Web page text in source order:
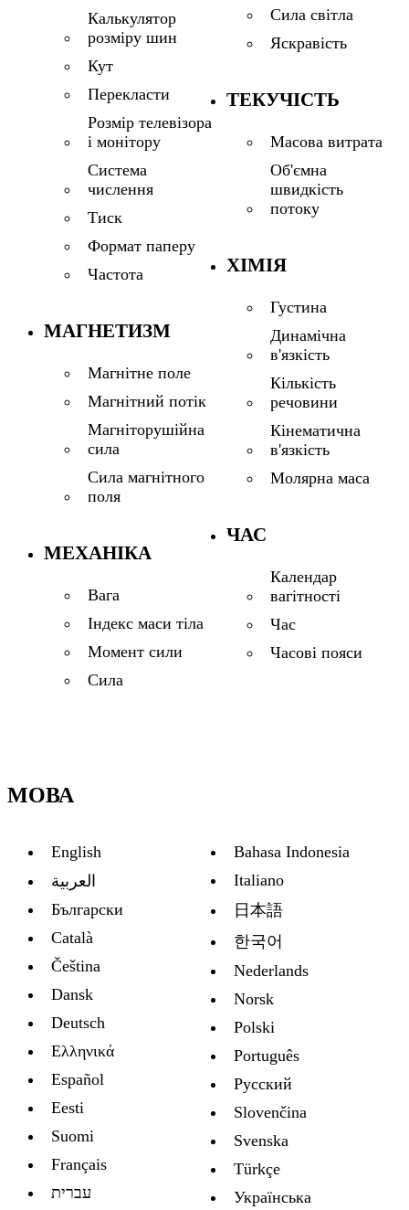
Калькулятор
розміру шин
Кут
Перекласти
Розмір телевізора
і монітору
Система
числення
Тиск
Формат паперу
Частота
МАГНЕТИЗМ
Магнітне поле
Магнітний потік
Магніторушійна
сила
Сила магнітного
поля
МЕХАНІКА
Вага
Індекс маси тіла
Момент сили
Сила
Сила світла
Яскравість
ТЕКУЧІСТЬ
Масова витрата
Об'ємна
швидкість
потоку
ХІМІЯ
Густина
Динамічна
в'язкість
Кількість
речовини
Кінематична
в'язкість
Молярна маса
ЧАС
Календар
вагітності
Час
Часові пояси
МОВА
English
العربية
Български
Català
Čeština
Dansk
Deutsch
Ελληνικά
Español
Eesti
Suomi
Français
עברית
Bahasa Indonesia
Italiano
日本語
한국어
Nederlands
Norsk
Polski
Português
Русский
Slovenčina
Svenska
Türkçe
Украïнська